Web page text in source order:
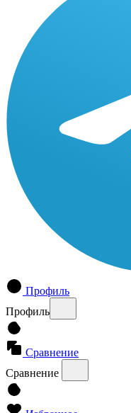
Профиль
Профиль
Сравнение
Сравнение